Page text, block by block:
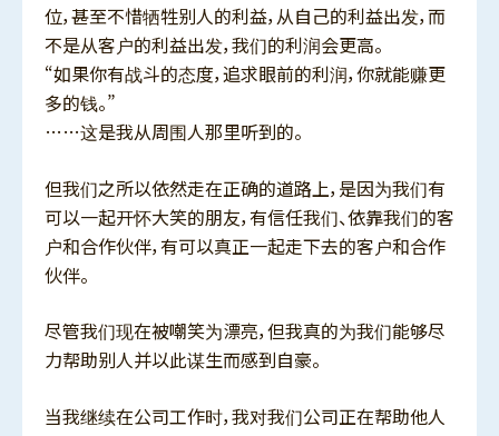
位，甚至不惜牺牲别人的利益，从自己的利益出发，而
不是从客户的利益出发，我们的利润会更高。
“如果你有战斗的态度，追求眼前的利润，你就能赚更
多的钱。”
……这是我从周围人那里听到的。
但我们之所以依然走在正确的道路上，是因为我们有
可以一起开怀大笑的朋友，有信任我们、依靠我们的客
户和合作伙伴，有可以真正一起走下去的客户和合作
伙伴。
尽管我们现在被嘲笑为漂亮，但我真的为我们能够尽
力帮助别人并以此谋生而感到自豪。
当我继续在公司工作时，我对我们公司正在帮助他人